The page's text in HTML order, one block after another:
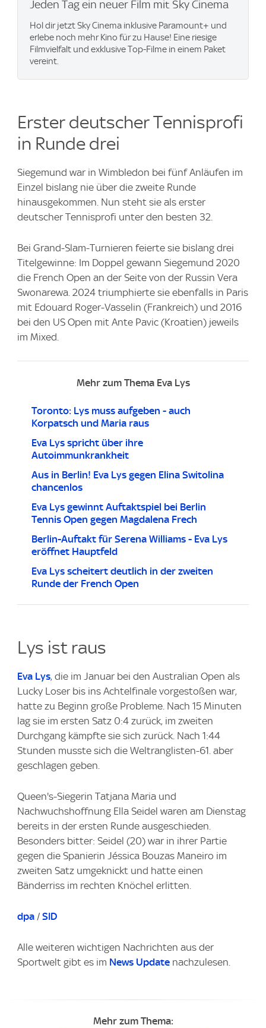
Jeden Tag ein neuer Film mit Sky Cinema
Hol dir jetzt Sky Cinema inklusive Paramount+ und
erlebe noch mehr Kino für zu Hause! Eine riesige
Filmvielfalt und exklusive Top-Filme in einem Paket
vereint.
Erster deutscher Tennisprofi
in Runde drei
Siegemund war in Wimbledon bei fünf Anläufen im
Einzel bislang nie über die zweite Runde
hinausgekommen. Nun steht sie als erster
deutscher Tennisprofi unter den besten 32.
Bei Grand-Slam-Turnieren feierte sie bislang drei
Titelgewinne: Im Doppel gewann Siegemund 2020
die French Open an der Seite von der Russin Vera
Swonarewa. 2024 triumphierte sie ebenfalls in Paris
mit Edouard Roger-Vasselin (Frankreich) und 2016
bei den US Open mit Ante Pavic (Kroatien) jeweils
im Mixed.
Mehr zum Thema Eva Lys
Toronto: Lys muss aufgeben - auch
Korpatsch und Maria raus
Eva Lys spricht über ihre
Autoimmunkrankheit
Aus in Berlin! Eva Lys gegen Elina Switolina
chancenlos
Eva Lys gewinnt Auftaktspiel bei Berlin
Tennis Open gegen Magdalena Frech
Berlin-Auftakt für Serena Williams - Eva Lys
eröffnet Hauptfeld
Eva Lys scheitert deutlich in der zweiten
Runde der French Open
Lys ist raus
Eva Lys, die im Januar bei den Australian Open als
Lucky Loser bis ins Achtelfinale vorgestoßen war,
hatte zu Beginn große Probleme. Nach 15 Minuten
lag sie im ersten Satz 0:4 zurück, im zweiten
Durchgang kämpfte sie sich zurück. Nach 1:44
Stunden musste sich die Weltranglisten-61. aber
geschlagen geben.
Queen's-Siegerin Tatjana Maria und
Nachwuchshoffnung Ella Seidel waren am Dienstag
bereits in der ersten Runde ausgeschieden.
Besonders bitter: Seidel (20) war in ihrer Partie
gegen die Spanierin Jéssica Bouzas Maneiro im
zweiten Satz umgeknickt und hatte einen
Bänderriss im rechten Knöchel erlitten.
dpa / SID
Alle weiteren wichtigen Nachrichten aus der
Sportwelt gibt es im News Update nachzulesen.
Mehr zum Thema: